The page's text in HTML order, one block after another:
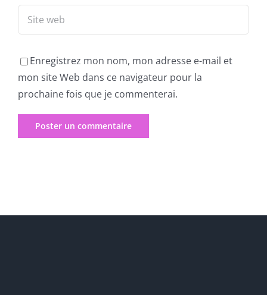
Enregistrez mon nom, mon adresse e-mail et
mon site Web dans ce navigateur pour la
prochaine fois que je commenterai.